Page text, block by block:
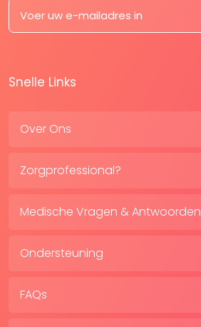
Snelle Links
Over Ons
Zorgprofessional?
Medische Vragen & Antwoorden
Ondersteuning
FAQs